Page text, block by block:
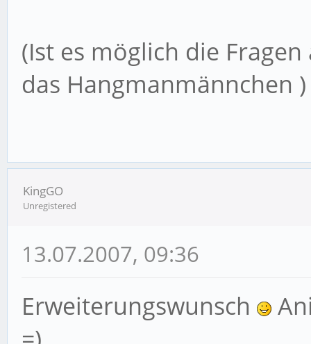
(Ist es möglich die
das Hangmanmännchen
KingGO
Unregistered
13.07.2007, 09:36
Erweiterungswunsch